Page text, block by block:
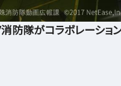
防隊がコラボレーショ